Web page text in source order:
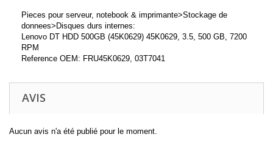
Pieces pour serveur, notebook & imprimante>Stockage de
donnees>Disques durs internes:
Lenovo DT HDD 500GB (45K0629) 45K0629, 3.5, 500 GB, 7200
RPM
Reference OEM: FRU45K0629, 03T7041
AVIS
Aucun avis n'a été publié pour le moment.